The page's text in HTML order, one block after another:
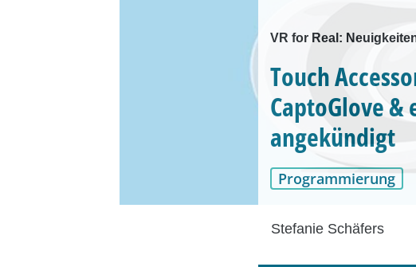
VR for Real:
Touch
CaptoGlove
angekündigt
Programmierung
Stefanie Schäfers